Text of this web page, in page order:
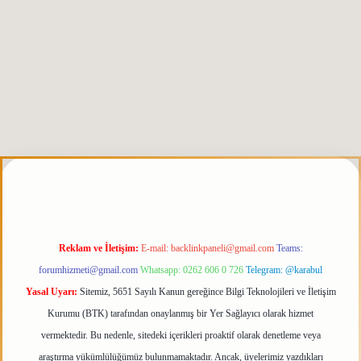
Reklam ve İletişim: E-mail: backlinkpaneli@gmail.com Teams:
forumhizmeti@gmail.com Whatsapp: 0262 606 0 726 Telegram: @karabul
Yasal Uyarı: Sitemiz, 5651 Sayılı Kanun gereğince Bilgi Teknolojileri ve İletişim
Kurumu (BTK) tarafından onaylanmış bir Yer Sağlayıcı olarak hizmet
vermektedir. Bu nedenle, sitedeki içerikleri proaktif olarak denetleme veya
araştırma yükümlülüğümüz bulunmamaktadır. Ancak, üyelerimiz yazdıkları